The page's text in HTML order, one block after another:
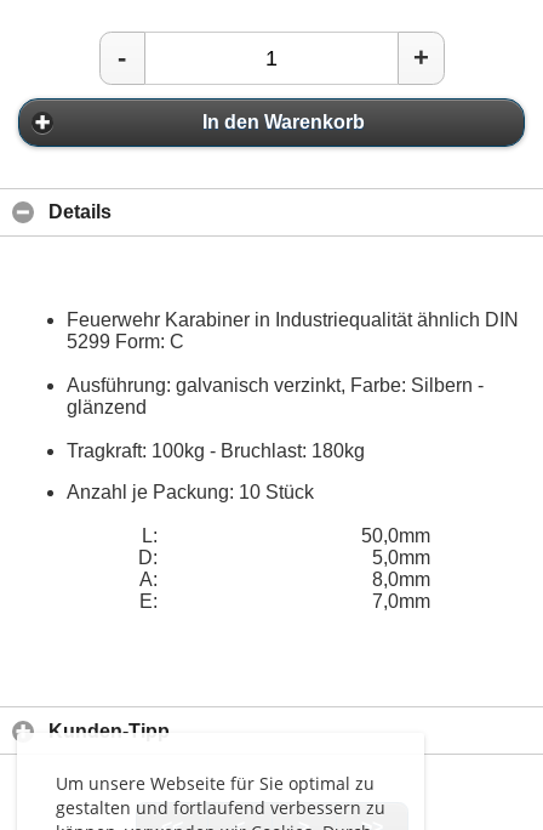
Um unsere Webseite für Sie optimal zu
gestalten und fortlaufend verbessern zu
- +
In den Warenkorb
Details
Feuerwehr Karabiner in Industriequalität ähnlich DIN
5299 Form: C
Ausführung: galvanisch verzinkt, Farbe: Silbern -
glänzend
Tragkraft: 100kg - Bruchlast: 180kg
Anzahl je Packung: 10 Stück
L:
50,0mm
D:
5,0mm
A:
8,0mm
E:
7,0mm
Kunden-Tipp